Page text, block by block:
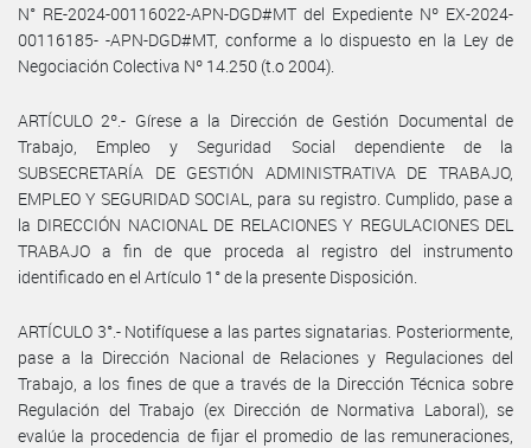
N° RE-2024-00116022-APN-DGD#MT del Expediente Nº EX-2024-
00116185- -APN-DGD#MT, conforme a lo dispuesto en la Ley de
Negociación Colectiva Nº 14.250 (t.o 2004).
ARTÍCULO 2º.- Gírese a la Dirección de Gestión Documental de
Trabajo, Empleo y Seguridad Social dependiente de la
SUBSECRETARÍA DE GESTIÓN ADMINISTRATIVA DE TRABAJO,
EMPLEO Y SEGURIDAD SOCIAL, para su registro. Cumplido, pase a
la DIRECCIÓN NACIONAL DE RELACIONES Y REGULACIONES DEL
TRABAJO a fin de que proceda al registro del instrumento
identificado en el Artículo 1° de la presente Disposición.
ARTÍCULO 3°.- Notifíquese a las partes signatarias. Posteriormente,
pase a la Dirección Nacional de Relaciones y Regulaciones del
Trabajo, a los fines de que a través de la Dirección Técnica sobre
Regulación del Trabajo (ex Dirección de Normativa Laboral), se
evalúe la procedencia de fijar el promedio de las remuneraciones,